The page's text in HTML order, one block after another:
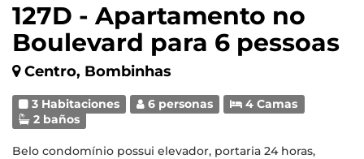
127D - Apartamento no
Boulevard para 6 pessoas
Centro, Bombinhas
3 Habitaciones 6 personas
4 Camas
2 baños
Belo condomínio possui elevador, portaria 24 horas,